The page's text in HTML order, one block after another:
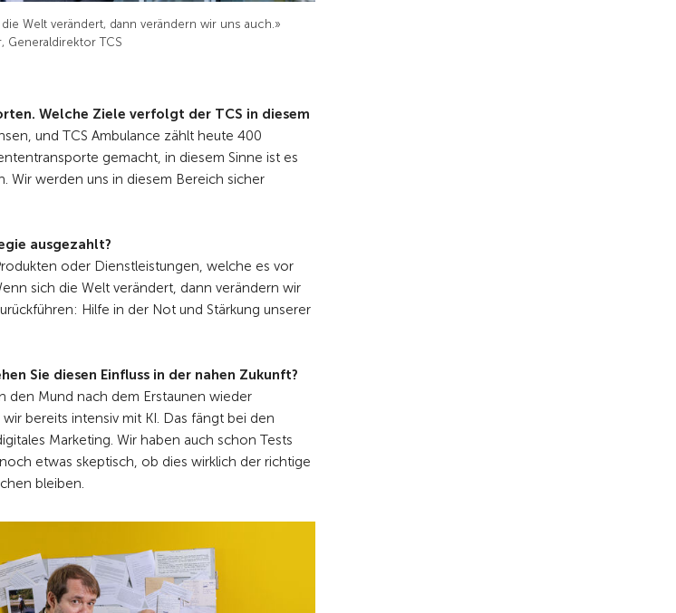
Welt verändert, dann verändern wir uns auch.»
Generaldirektor TCS
Welche Ziele verfolgt der TCS in diesem
und TCS Ambulance zählt heute 400
gemacht, in diesem Sinne ist es
Wir werden uns in diesem Bereich sicher
ausgezahlt?
oder Dienstleistungen, welche es vor
sich die Welt verändert, dann verändern wir
Hilfe in der Not und Stärkung unserer
Sie diesen Einfluss in der nahen Zukunft?
den Mund nach dem Erstaunen wieder
bereits intensiv mit KI. Das fängt bei den
Marketing. Wir haben auch schon Tests
etwas skeptisch, ob dies wirklich der richtige
bleiben.